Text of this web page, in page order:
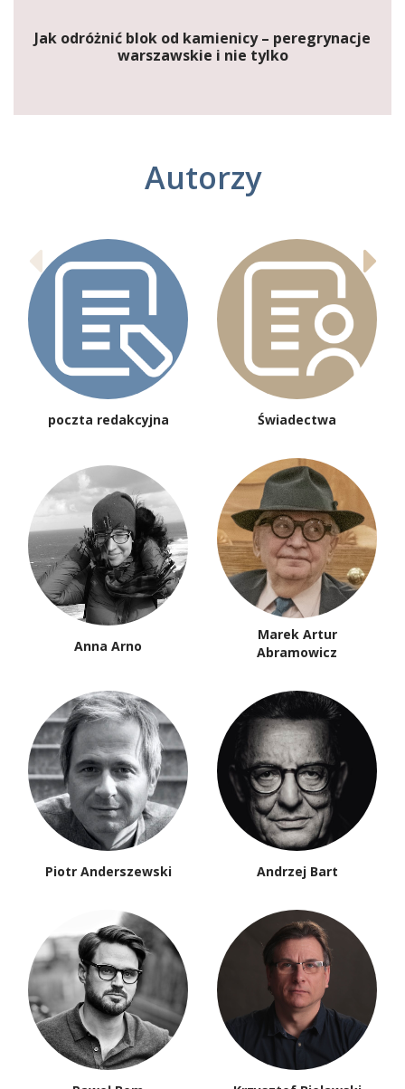
Jak odróżnić blok od kamienicy – peregrynacje
warszawskie i nie tylko
Autorzy
poczta redakcyjna Świadectwa
Anna Arno
Marek Artur
Abramowicz
Piotr Anderszewski Andrzej Bart